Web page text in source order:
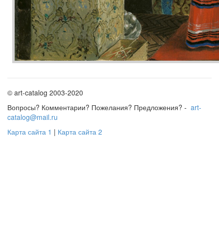
© art-catalog 2003-2020
Вопросы? Комментарии? Пожелания? Предложения? - art-
catalog@mail.ru
Карта сайта 1 | Карта сайта 2